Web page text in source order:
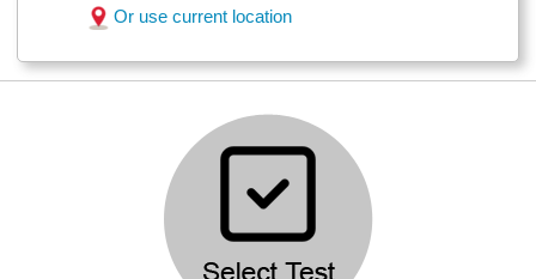
Or use current location